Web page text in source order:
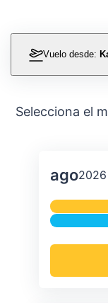
Vuelo desde:
Selecciona el
ago2026